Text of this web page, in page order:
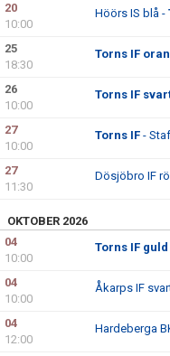
20
10:00
Höörs IS blå -
25
18:30
Torns IF
26
10:00
Torns IF
27
10:00
Torns IF -
27
11:30
Dösjöbro IF
OKTOBER 2026
04
10:00
Torns IF guld
04
10:00
Åkarps IF
04
12:00
Hardeberga